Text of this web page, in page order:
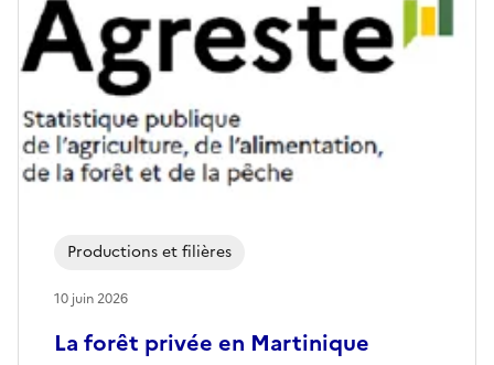
La forêt privée en Martinique
Productions et filières
10 juin 2026